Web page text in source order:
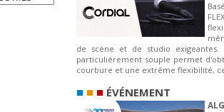
de scène et de studio exigeantes.
particulièrement souple permet
courbure et une extrême flexibilité,
■ ■ ■ ÉVÉNEMENT